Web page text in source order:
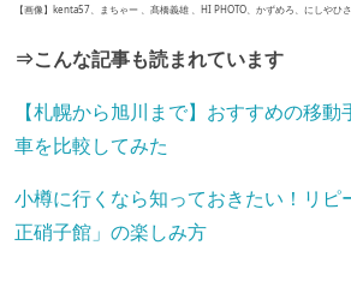
【画像】kenta57、まちゃー 、髙橋義雄 、HI PHOTO、かずめろ、にしやひさ
⇒こんな記事も読まれています
【札幌から旭川まで】おすすめの移動
車を比較してみた
小樽に行くなら知っておきたい！リピ
正硝子館」の楽しみ方